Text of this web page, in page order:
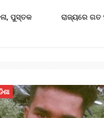
ପୁସ୍ତକ
ରାଜ୍ୟରେ ଗତ